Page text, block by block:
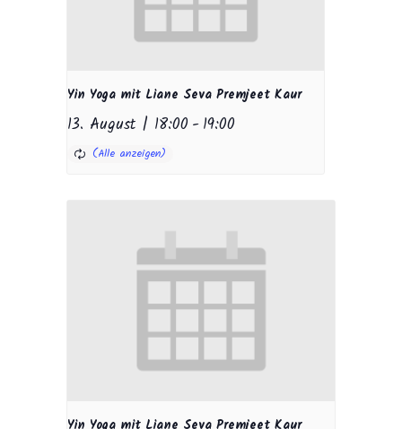
Yin Yoga mit Liane Seva Premjeet Kaur
13. August | 18:00 -19:00
Yin Yoga mit Liane Seva Premjeet Kaur